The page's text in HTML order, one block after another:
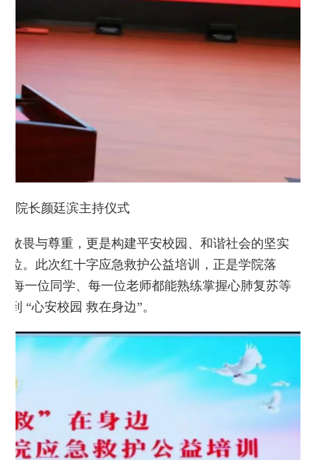
院长颜廷滨主持仪式
敬畏与尊重，更是构建平安校园、和谐社会的坚实
位。此次红十字应急救护公益培训，正是学院落
每一位同学、每一位老师都能熟练掌握心肺复苏等
“心安校园 救在身边”。